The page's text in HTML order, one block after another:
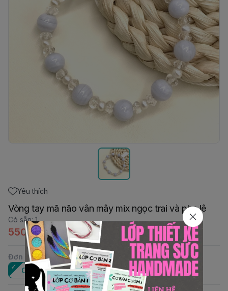
Yêu thích
Vòng tay mã não vân mây mix ngọc trai và pha lê
Có sẵn: 1
550.000đ
Đơn vị:
Cái